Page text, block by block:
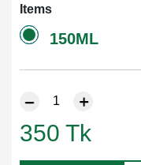
Items
150ML
350 Tk